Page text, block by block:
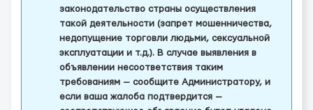
законодательство страны осуществления
такой деятельности (запрет мошенничества,
недопущение торговли людьми, сексуальной
эксплуатации и т.д.). В случае выявления в
объявлении несоответствия таким
требованиям — сообщите Администратору, и
если ваша жалоба подтвердится —